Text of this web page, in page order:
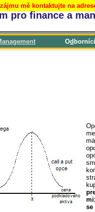
mě kontaktujte na
pro finance a
Od borníci
se